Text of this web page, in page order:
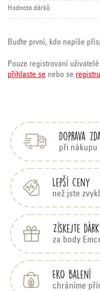
Hodnota dárků
Buďte první, kdo napíše
Pouze registrovaní
přihlaste se nebo se
Doprava
při nákupu
Lepší ceny
než jste
Získejte
za body
EKO balení
chráníme